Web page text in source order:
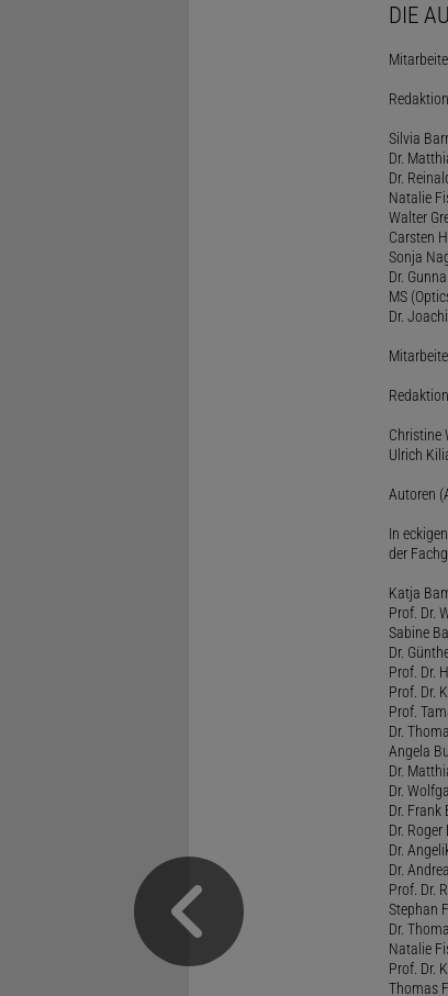
DIE
Silvia
Dr.
Dr.
Natalie
Walter
Carsten
Sonja
Dr.
MS
Dr.
Christine
Ulrich
Autoren
In
der
Katja
Prof. Dr.
Sabine
Dr.
Prof. Dr.
Prof. Dr.
Prof.
Dr.
Angela
Dr.
Dr.
Dr. Frank
Dr.
Dr.
Dr.
Prof. Dr.
Stephan
Dr.
Natalie
Prof. Dr.
Thomas